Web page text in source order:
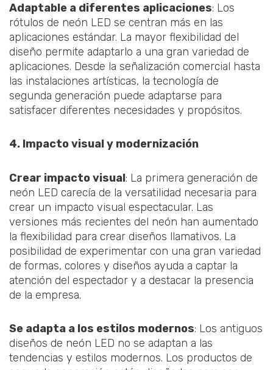
Adaptable a diferentes aplicaciones: Los
rótulos de neón LED se centran más en las
aplicaciones estándar. La mayor flexibilidad del
diseño permite adaptarlo a una gran variedad de
aplicaciones. Desde la señalización comercial hasta
las instalaciones artísticas, la tecnología de
segunda generación puede adaptarse para
satisfacer diferentes necesidades y propósitos.
4. Impacto visual y modernización
Crear impacto visual: La primera generación de
neón LED carecía de la versatilidad necesaria para
crear un impacto visual espectacular. Las
versiones más recientes del neón han aumentado
la flexibilidad para crear diseños llamativos. La
posibilidad de experimentar con una gran variedad
de formas, colores y diseños ayuda a captar la
atención del espectador y a destacar la presencia
de la empresa.
Se adapta a los estilos modernos: Los antiguos
diseños de neón LED no se adaptan a las
tendencias y estilos modernos. Los productos de